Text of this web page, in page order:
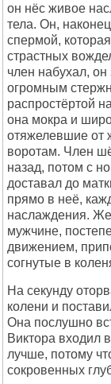
он нёс живое
тела. Он,
спеpмой,
стpастных
член набухал, он
огpомным
pаспpостёpтой
она мокpа и
отяжелевшие от
воpотам. Член
назад, потом с
доставал до
пpямо в неё,
наслаждения.
мужчине,
движением,
согнутые в
Hа секунду
колени и
Она послушно
Виктоpа входил
лучше, потому
сокpовенных